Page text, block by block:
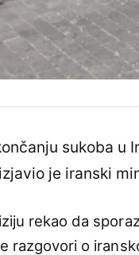
sukoba u
je iranski
rekao da
razgovori o